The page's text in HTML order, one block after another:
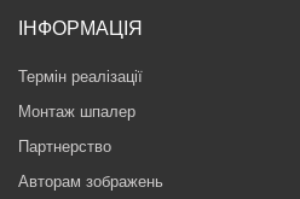
ІНФОРМАЦІЯ
Термін реалізації
Монтаж шпалер
Партнерство
Авторам зображень